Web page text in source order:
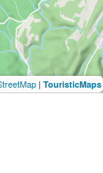
| TouristicMaps